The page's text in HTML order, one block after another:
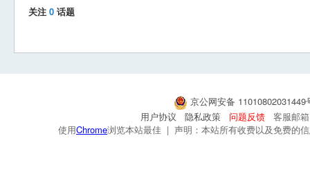
关注 0 话题
京公网安备
用户协议
隐私政策 问题反馈
客服邮
使用Chrome浏览本站最佳 | 声明：本站所有收费以及免费的